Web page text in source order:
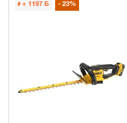
+ 1197 Б 23%